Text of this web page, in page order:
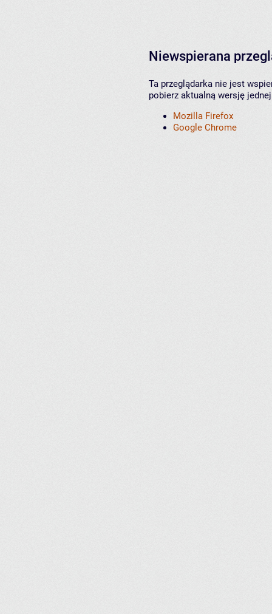
Niewspierana
Ta przeglądarka nie jest
pobierz aktualną wersję
Mozilla Firefox
Google Chrome